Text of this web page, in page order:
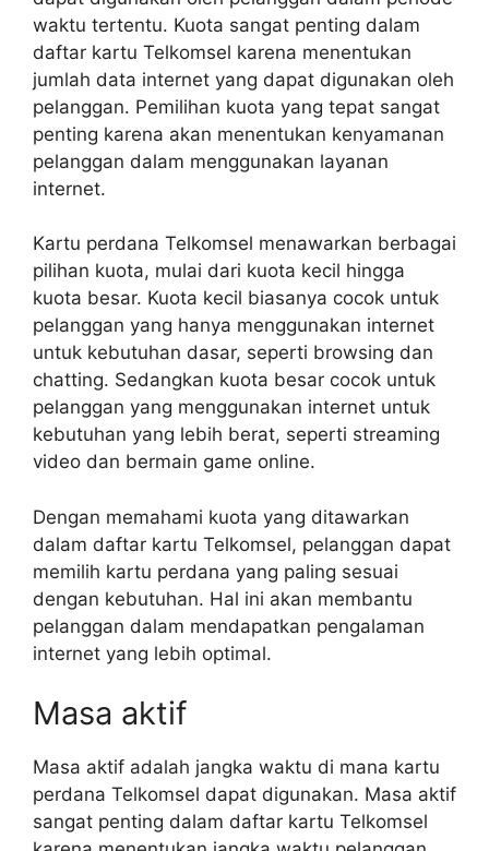
waktu tertentu. Kuota sangat penting dalam
daftar kartu Telkomsel karena menentukan
jumlah data internet yang dapat digunakan oleh
pelanggan. Pemilihan kuota yang tepat sangat
penting karena akan menentukan kenyamanan
pelanggan dalam menggunakan layanan
internet.
Kartu perdana Telkomsel menawarkan berbagai
pilihan kuota, mulai dari kuota kecil hingga
kuota besar. Kuota kecil biasanya cocok untuk
pelanggan yang hanya menggunakan internet
untuk kebutuhan dasar, seperti browsing dan
chatting. Sedangkan kuota besar cocok untuk
pelanggan yang menggunakan internet untuk
kebutuhan yang lebih berat, seperti streaming
video dan bermain game online.
Dengan memahami kuota yang ditawarkan
dalam daftar kartu Telkomsel, pelanggan dapat
memilih kartu perdana yang paling sesuai
dengan kebutuhan. Hal ini akan membantu
pelanggan dalam mendapatkan pengalaman
internet yang lebih optimal.
Masa aktif
Masa aktif adalah jangka waktu di mana kartu
perdana Telkomsel dapat digunakan. Masa aktif
sangat penting dalam daftar kartu Telkomsel